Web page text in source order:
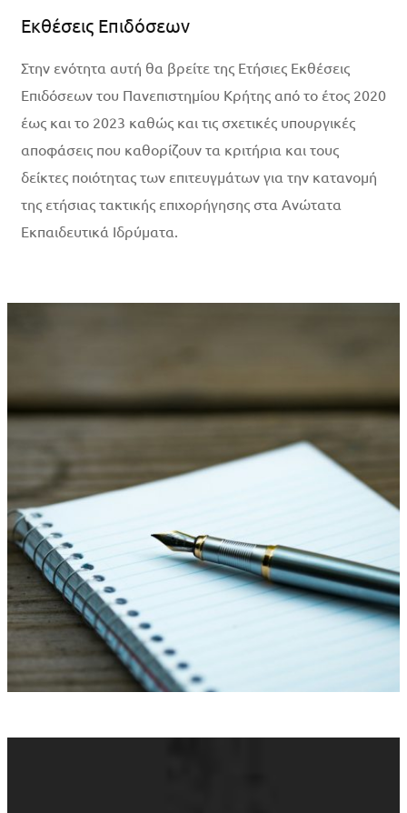
Εκθέσεις Επιδόσεων
Στην ενότητα αυτή θα βρείτε της Ετήσιες Εκθέσεις
Επιδόσεων του Πανεπιστημίου Κρήτης από το έτος 2020
έως και το 2023 καθώς και τις σχετικές υπουργικές
αποφάσεις που καθορίζουν τα κριτήρια και τους
δείκτες ποιότητας των επιτευγμάτων για την κατανομή
της ετήσιας τακτικής επιχορήγησης στα Ανώτατα
Εκπαιδευτικά Ιδρύματα.